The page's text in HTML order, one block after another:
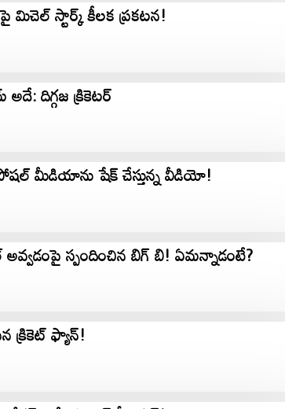
మిచెల్ స్టార్క్ కీలక ప్రకటన!
దిగ్గజ క్రికెటర్‌
మీడియాను షేక్ చేస్తున్న వీడియో!
స్పందించిన బిగ్ బి! ఏమన్నాడంటే?
క్రికెట్ ఫ్యాన్!